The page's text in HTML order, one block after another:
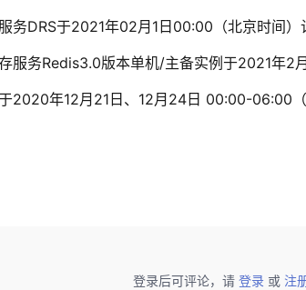
务DRS于2021年02月1日00:00（北京时间）
服务Redis3.0版本单机/主备实例于2021年2
2020年12月21日、12月24日 00:00-06:00
登录后可评论，请 登录 或 注